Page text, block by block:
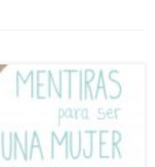
del pasado 2016 el primer
Mentiras para ser una mujer
de depilarme, de apretarme